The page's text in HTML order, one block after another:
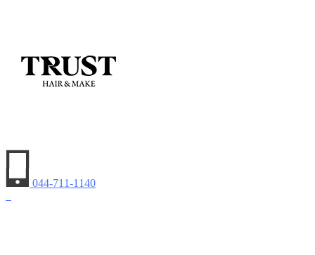
044-711-1140